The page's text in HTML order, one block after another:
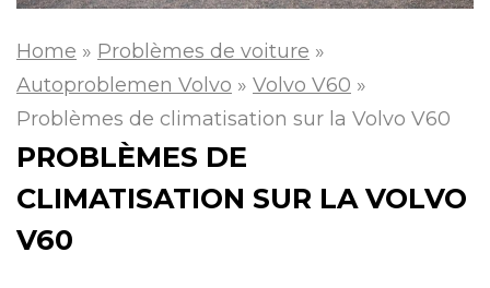
Home » Problèmes de voiture »
Autoproblemen Volvo » Volvo V60 »
Problèmes de climatisation sur la Volvo V60
PROBLÈMES DE
CLIMATISATION SUR LA VOLVO
V60